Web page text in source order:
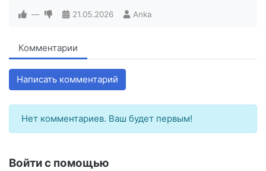
— 21.05.2026 Anka
Комментарии
Написать комментарий
Нет комментариев. Ваш будет первым!
Войти с помощью